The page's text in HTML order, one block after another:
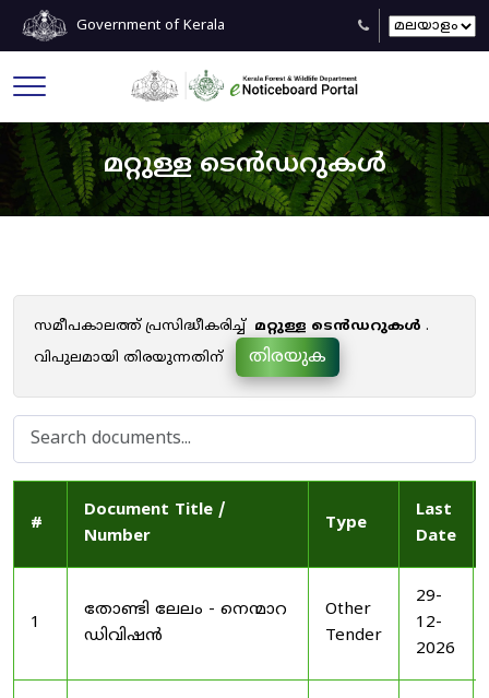
Government of Kerala
മറ്റുള്ള ടെൻഡറുകൾ
സമീപകാലത്ത് പ്രസിദ്ധീകരിച്ച് മറ്റുള്ള ടെൻഡറുകൾ .
വിപുലമായി തിരയുന്നതിന്
തിരയുക
#
Document Title /
Number
Type
Last
Date
1
തോണ്ടി ലേലം - നെന്മാറ
ഡിവിഷൻ
Other
Tender
29-
12-
2026